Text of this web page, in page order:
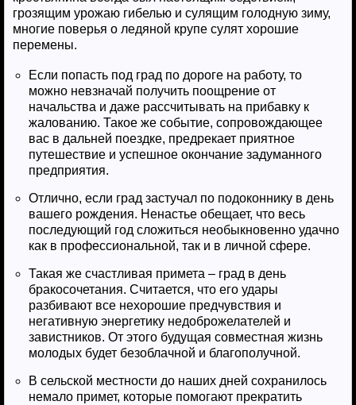
грозящим урожаю гибелью и сулящим голодную зиму,
многие поверья о ледяной крупе сулят хорошие
перемены.
Если попасть под град по дороге на работу, то
можно невзначай получить поощрение от
начальства и даже рассчитывать на прибавку к
жалованию. Такое же событие, сопровождающее
вас в дальней поездке, предрекает приятное
путешествие и успешное окончание задуманного
предприятия.
Отлично, если град застучал по подоконнику в день
вашего рождения. Ненастье обещает, что весь
последующий год сложиться необыкновенно удачно
как в профессиональной, так и в личной сфере.
Такая же счастливая примета – град в день
бракосочетания. Считается, что его удары
разбивают все нехорошие предчувствия и
негативную энергетику недоброжелателей и
завистников. От этого будущая совместная жизнь
молодых будет безоблачной и благополучной.
В сельской местности до наших дней сохранилось
немало примет, которые помогают прекратить